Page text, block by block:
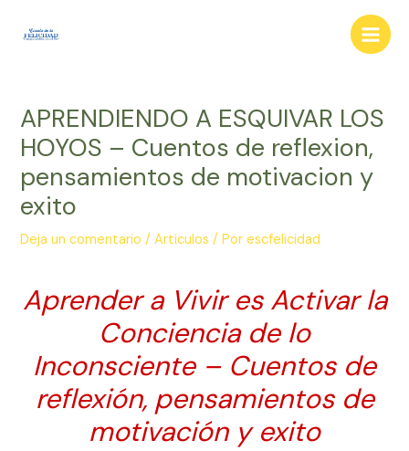
Main
APRENDIENDO A ESQUIVAR LOS
HOYOS – Cuentos de reflexion,
pensamientos de motivacion y
exito
Deja un comentario /Articulos / Porescfelicidad
Aprender a Vivir es Activar la
Conciencia de lo
Inconsciente – Cuentos de
reflexión, pensamientos de
motivación y exito